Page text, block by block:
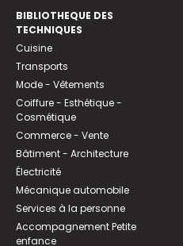
BIBLIOTHEQUE DES
TECHNIQUES
Cuisine
Transports
Mode - Vêtements
Coiffure - Esthétique -
Cosmétique
Commerce - Vente
Bâtiment - Architecture
Électricité
Mécanique automobile
Services à la personne
Accompagnement Petite
enfance